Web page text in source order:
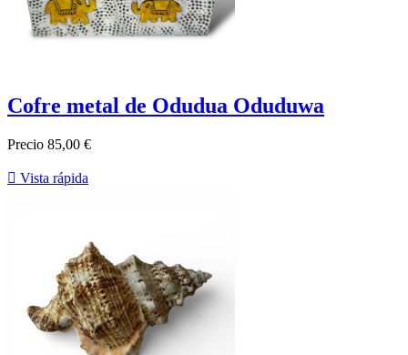
Cofre metal de Odudua Oduduwa
Precio 85,00 €
 Vista rápida